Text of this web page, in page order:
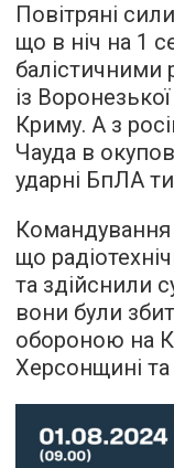
Повітряні
що в ніч на 1
балістичними
із
Криму. А з
Чауда в
ударні БпЛА
Командування
що
та здійснили
вони були
обороною на
Херсонщині